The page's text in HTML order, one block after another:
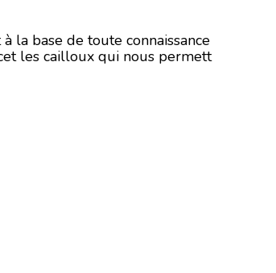
la base de toute connaissance
les cailloux qui nous permett